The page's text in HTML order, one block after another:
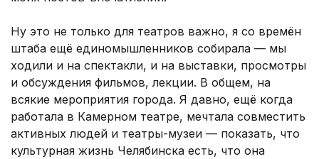
Ну это не только для театров важно, я со времён
штаба ещё единомышленников собирала — мы
ходили и на спектакли, и на выставки, просмотры
и обсуждения фильмов, лекции. В общем, на
всякие мероприятия города. Я давно, ещё когда
работала в Камерном театре, мечтала совместить
активных людей и театры-музеи — показать, что
культурная жизнь Челябинска есть, что она